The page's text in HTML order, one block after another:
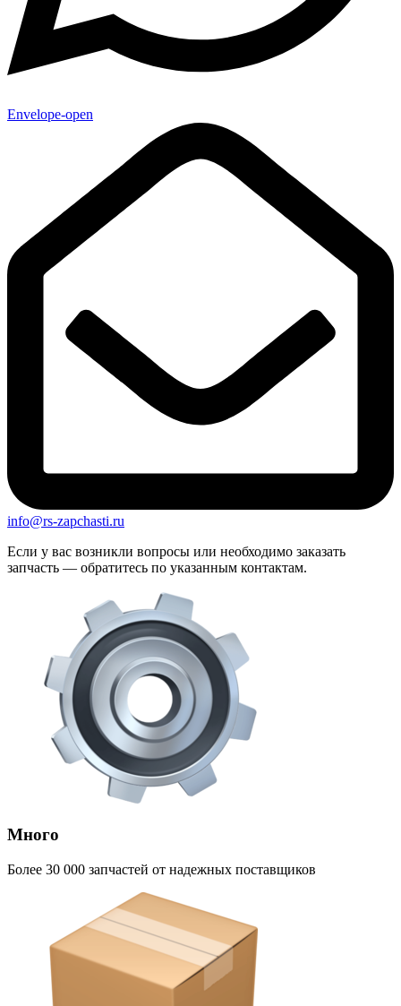
Envelope-open
info@rs-zapchasti.ru
Если у вас возникли вопросы или необходимо заказать
запчасть — обратитесь по указанным контактам.
Много
Более 30 000 запчастей от надежных поставщиков